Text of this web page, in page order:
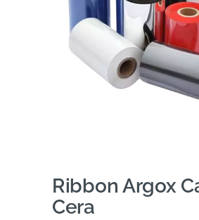
Ribbon Argox
Cera